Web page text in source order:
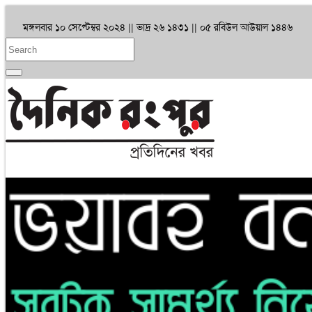
মঙ্গলবার ১০ সেপ্টেম্বর ২০২৪ || ভাদ্র ২৬ ১৪৩১ || ০৫ রবিউল আউয়াল ১৪৪৬